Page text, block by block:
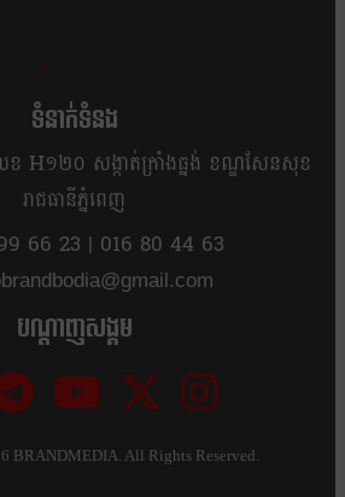
ទំនាក់ទំនង
ខ H១២០ សង្កាត់ក្រាំងធ្នង់ ខណ្ឌសែនសុខ
រាជធានីភ្នំពេញ
66 23 | 016 80 44 63
បណ្ដាញសង្គម
BRANDMEDIA. All Rights Reserved.